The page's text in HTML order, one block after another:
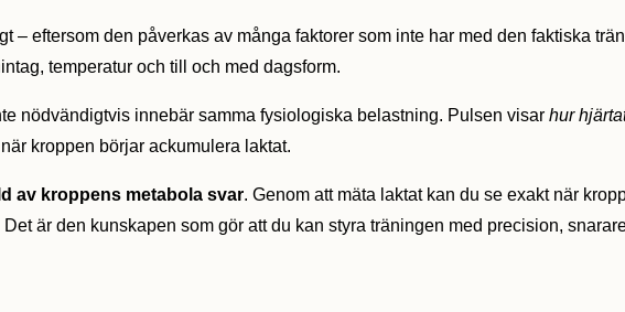
– eftersom den påverkas av många faktorer som inte har med den faktiska
temperatur och till och med dagsform.
nödvändigtvis innebär samma fysiologiska belastning. Pulsen visar hur
kroppen börjar ackumulera laktat.
av kroppens metabola svar. Genom att mäta laktat kan du se exakt när
är den kunskapen som gör att du kan styra träningen med precision,